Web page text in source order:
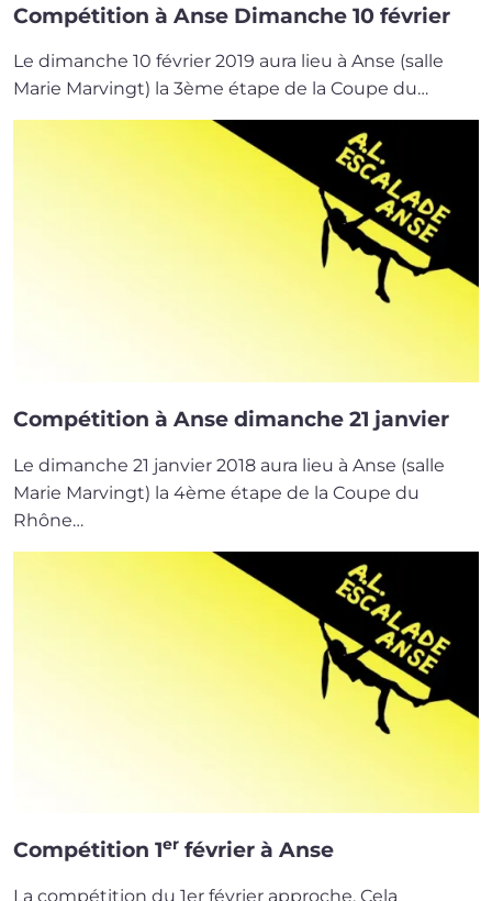
Compétition à Anse Dimanche 10 février
Le dimanche 10 février 2019 aura lieu à Anse (salle
Marie Mar­vingt) la 3ème étape de la Coupe du…
Compétition à Anse dimanche 21 janvier
Le dimanche 21 jan­vier 2018 aura lieu à Anse (salle
Marie Marvingt) la 4ème étape de la Coupe du
Rhône…
Compétition 1er février à Anse
La com­pé­ti­tion du 1er février approche. Cela